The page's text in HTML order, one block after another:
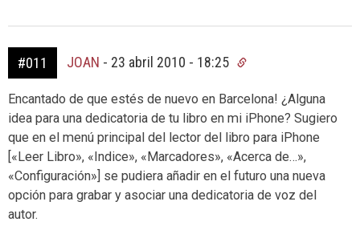
#011 JOAN - 23 abril 2010 - 18:25
Encantado de que estés de nuevo en Barcelona! ¿Alguna
idea para una dedicatoria de tu libro en mi iPhone? Sugiero
que en el menú principal del lector del libro para iPhone
[«Leer Libro», «Indice», «Marcadores», «Acerca de…»,
«Configuración»] se pudiera añadir en el futuro una nueva
opción para grabar y asociar una dedicatoria de voz del
autor.